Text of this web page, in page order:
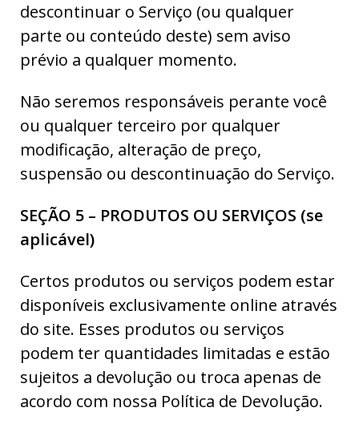
descontinuar o Serviço (ou qualquer
parte ou conteúdo deste) sem aviso
prévio a qualquer momento.
Não seremos responsáveis perante você
ou qualquer terceiro por qualquer
modificação, alteração de preço,
suspensão ou descontinuação do Serviço.
SEÇÃO 5 – PRODUTOS OU SERVIÇOS (se
aplicável)
Certos produtos ou serviços podem estar
disponíveis exclusivamente online através
do site. Esses produtos ou serviços
podem ter quantidades limitadas e estão
sujeitos a devolução ou troca apenas de
acordo com nossa Política de Devolução.